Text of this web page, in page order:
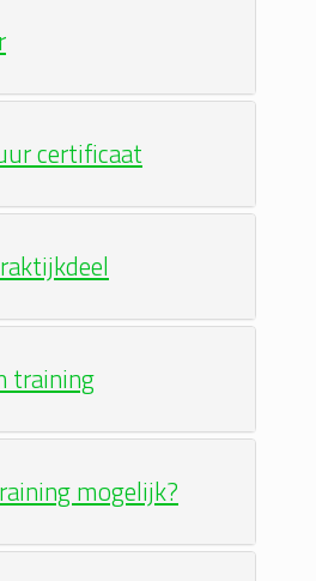
certificaat
training
mogelijk?